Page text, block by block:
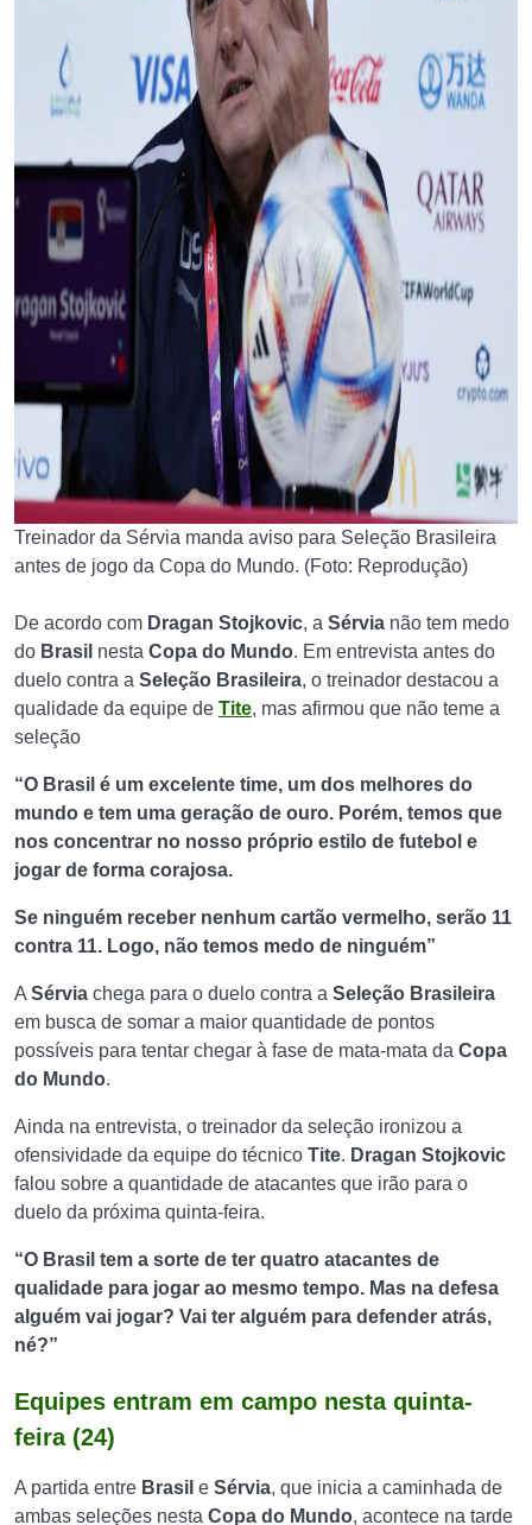
Treinador da Sérvia manda aviso para Seleção Brasileira
antes de jogo da Copa do Mundo. (Foto: Reprodução)
De acordo com Dragan Stojkovic, a Sérvia não tem medo
do Brasil nesta Copa do Mundo. Em entrevista antes do
duelo contra a Seleção Brasileira, o treinador destacou a
qualidade da equipe de Tite, mas afirmou que não teme a
seleção
“O Brasil é um excelente time, um dos melhores do
mundo e tem uma geração de ouro. Porém, temos que
nos concentrar no nosso próprio estilo de futebol e
jogar de forma corajosa.
Se ninguém receber nenhum cartão vermelho, serão 11
contra 11. Logo, não temos medo de ninguém”
A Sérvia chega para o duelo contra a Seleção Brasileira
em busca de somar a maior quantidade de pontos
possíveis para tentar chegar à fase de mata-mata da Copa
do Mundo.
Ainda na entrevista, o treinador da seleção ironizou a
ofensividade da equipe do técnico Tite. Dragan Stojkovic
falou sobre a quantidade de atacantes que irão para o
duelo da próxima quinta-feira.
“O Brasil tem a sorte de ter quatro atacantes de
qualidade para jogar ao mesmo tempo. Mas na defesa
alguém vai jogar? Vai ter alguém para defender atrás,
né?”
Equipes entram em campo nesta quinta-
feira (24)
A partida entre Brasil e Sérvia, que inicia a caminhada de
ambas seleções nesta Copa do Mundo, acontece na tarde